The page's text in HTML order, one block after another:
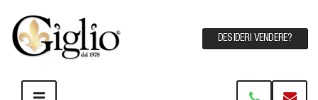
DESIDERI VENDERE?